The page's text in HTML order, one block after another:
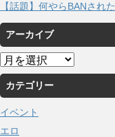
【話題】何やらBANされ
アーカイブ
ア
ー
カ
イ
ブ
カテゴリー
イベント
エロ